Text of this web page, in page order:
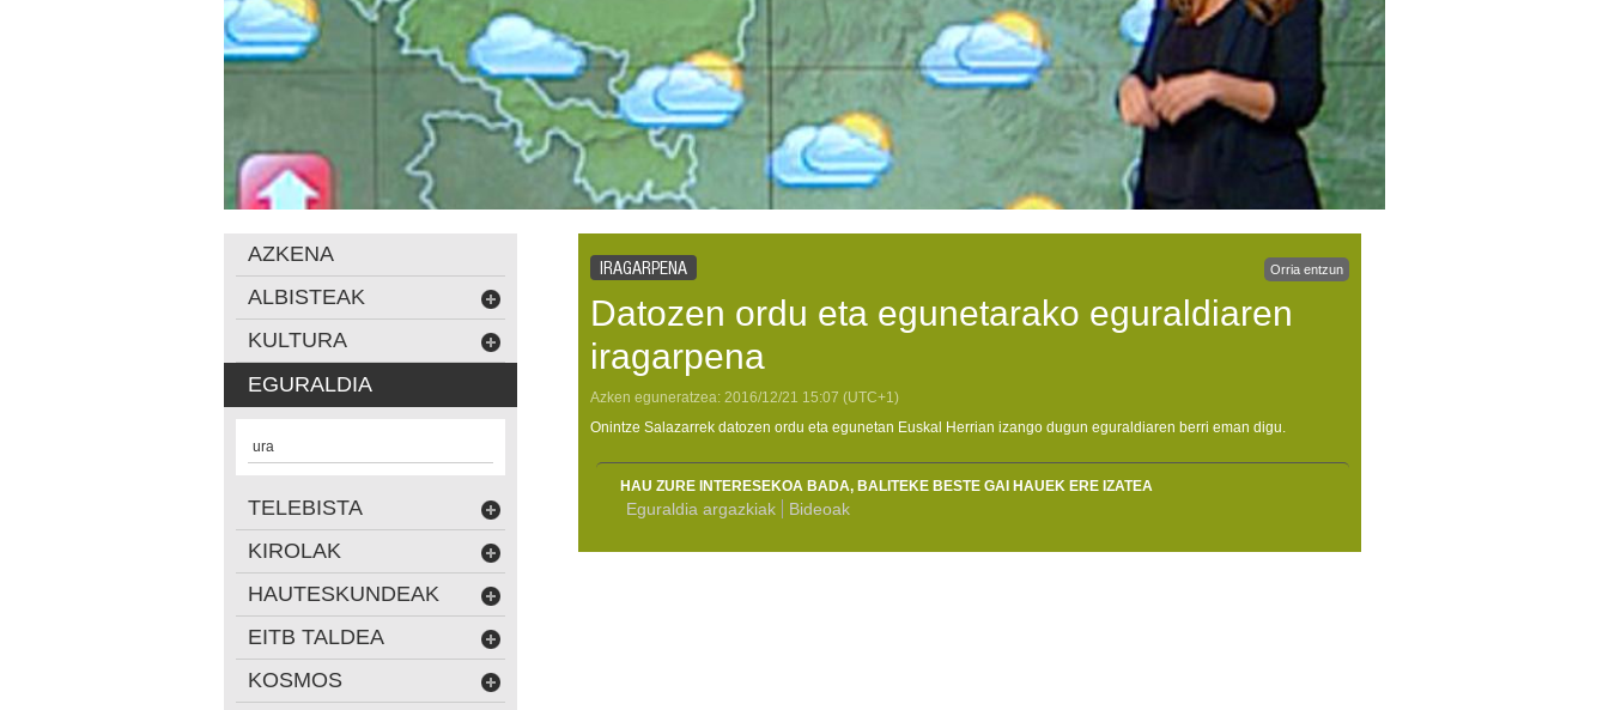
IRAGARPENA Orria entzun
Datozen ordu eta egunetarako eguraldiaren
iragarpena
Azken eguneratzea: 2016/12/21 15:07 (UTC+1)
Onintze Salazarrek datozen ordu eta egunetan Euskal Herrian izango dugun eguraldiaren berri eman digu.
HAU ZURE INTERESEKOA BADA, BALITEKE BESTE GAI HAUEK ERE IZATEA
Eguraldia argazkiak Bideoak
AZKENA
ALBISTEAK
KULTURA
EGURALDIA
ura
TELEBISTA
KIROLAK
HAUTESKUNDEAK
EITB TALDEA
KOSMOS